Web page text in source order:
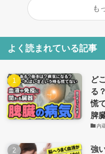
も
よく読まれている記事
ど
る
慌
脾
内
強